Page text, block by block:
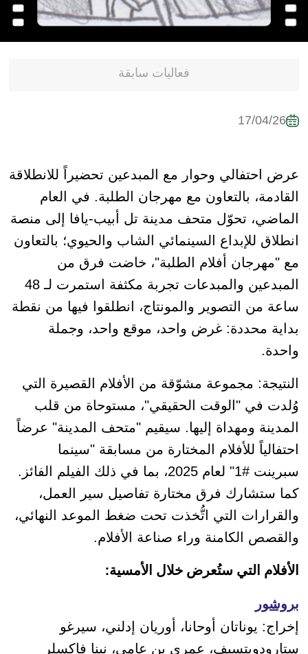
فعاليات سابقة
17/04/26
عرض احتفالي وحوار مع المبدعين تحضيراً للانطلاقة
القادمة، بالتعاون مع مهرجان الطلبة. في العام
الماضي، تحوّل متحف مدينة تل أبيب-يافا إلى منصة
انطلاق للإبداع السينمائي الشاب والحيوي؛ بالتعاون
مع "مهرجان أفلام الطلبة"، خاضت فرق من
المبدعين والمبدعات تجربة مكثفة استمرت لـ 48
ساعة من التصوير والمونتاج، انطلقوا فيها من نقطة
بداية محددة: غرض واحد، موقع واحد، وجملة
واحدة.
النتيجة: مجموعة مشوّقة من الأفلام القصيرة التي
وُلدت في "الوقت الحقيقي"، مستوحاة من قلب
المدينة ومهداة إليها. سيقيم "متحف المدينة" عرضاً
احتفالياً للأفلام المختارة من مسابقة "سينما
سبرينت #1" لعام 2025، بما في ذلك الفيلم الفائز.
كما ستشارك فرق مختارة تفاصيل سير العمل،
والقرارات التي اتُّخذت تحت ضغط الموعد النهائي،
والقصص الكامنة وراء صناعة الأفلام.
الأفلام التي ستُعرض خلال الأمسية:
بروشور
إخراج: يوناتان أوحانا، أوريان إدلني، سيرغو
ستارودوبتسيف، عمري بن عامي، نينا فاكسلر